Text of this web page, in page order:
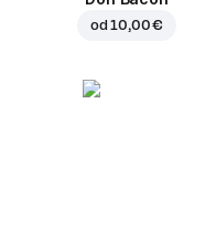
od10,00 €